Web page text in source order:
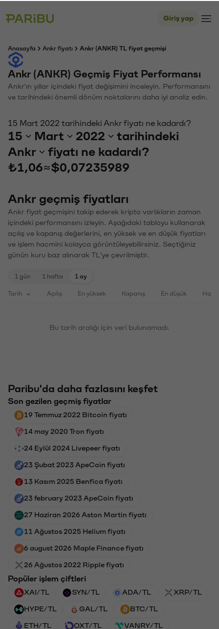
Giriş yap
Anasayfa Ankr fiyatı Ankr (ANKR) TL fiyat geçmişi
Ankr (ANKR) Geçmiş Fiyat Performansı
Ankr'ın yıllar içindeki fiyat değişimini inceleyin. Performansını
ve tarihindeki önemli dönüm noktalarını daha iyi analiz edin.
15 Mart 2022 tarihindeki Ankr fiyatı ne kadardı?
15 Mart 2022
tarihindeki
Ankr
fiyatı ne kadardı?
₺1,06≈$0,07235989
Ankr geçmiş fiyatları
Ankr fiyat geçmişini takip ederek kripto varlıkların zaman
içindeki performansını izleyin. Aşağıdaki tabloyu kullanarak
açılış ve kapanış değerlerini, en yüksek ve en düşük fiyatları
ve işlem hacmini kolayca görüntüleyebilirsiniz. Seçtiğiniz
günün kuru baz alınarak TL'ye çevrilmiştir.
1 gün 1 hafta 1 ay
Tarih Açılış En yüksek Kapanış En düşük
Bu tarih aralığı için veri bulunamadı.
Paribu'da daha fazlasını keşfet
Son gezilen geçmiş fiyatlar
19 Temmuz 2022 Bitcoin fiyatı
14 may 2020 Tron fiyatı
24 Eylül 2024 Livepeer fiyatı
23 Şubat 2023 ApeCoin fiyatı
13 Kasım 2025 Benfica fiyatı
23 february 2023 ApeCoin fiyatı
27 Haziran 2026 Aston Martin fiyatı
11 Ağustos 2025 Helium fiyatı
6 august 2026 Maple Finance fiyatı
26 Ağustos 2022 Ripple fiyatı
Popüler işlem çiftleri
XAI/TL SYN/TL ADA/TL XRP/TL
HYPE/TL GAL/TL BTC/TL
ETH/TL OXT/TL VANRY/TL